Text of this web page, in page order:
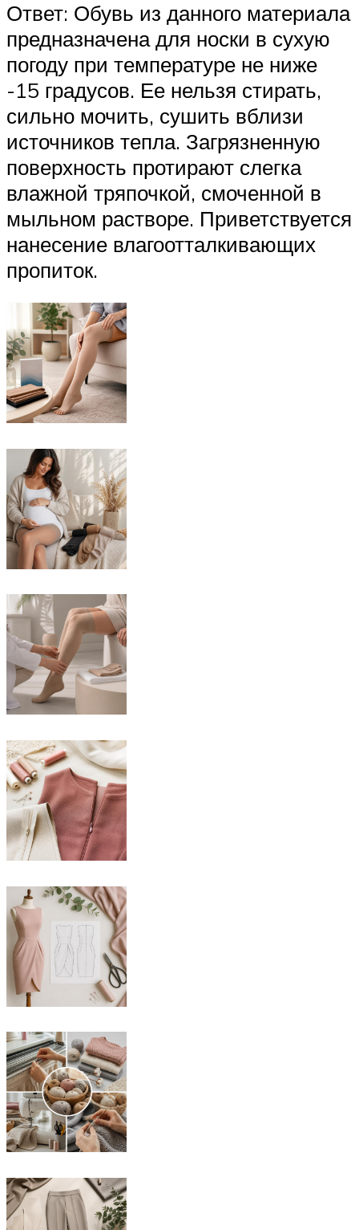
Ответ: Обувь из данного материала
предназначена для носки в сухую
погоду при температуре не ниже
-15 градусов. Ее нельзя стирать,
сильно мочить, сушить вблизи
источников тепла. Загрязненную
поверхность протирают слегка
влажной тряпочкой, смоченной в
мыльном растворе. Приветствуется
нанесение влагоотталкивающих
пропиток.